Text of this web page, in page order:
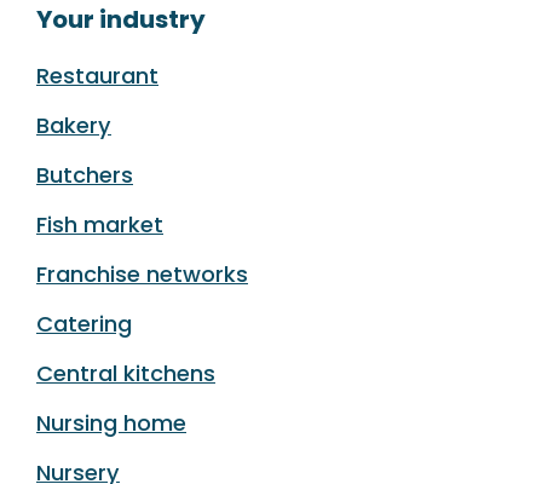
Your industry
Restaurant
Bakery
Butchers
Fish market
Franchise networks
Catering
Central kitchens
Nursing home
Nursery